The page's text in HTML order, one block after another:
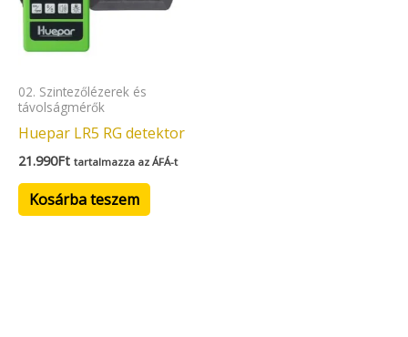
02. Szintezőlézerek és
távolságmérők
Huepar LR5 RG detektor
21.990Ft tartalmazza az ÁFÁ-t
Kosárba teszem